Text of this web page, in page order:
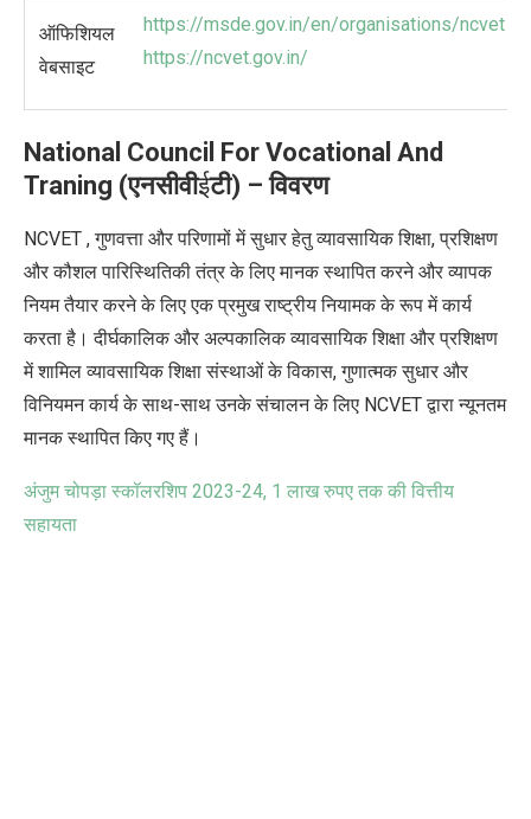
ऑफिशियल
वेबसाइट
https://msde.gov.in/en/organisations/ncvet
https://ncvet.gov.in/
National Council For Vocational And
Traning (एनसीवीईटी) –विवरण
NCVET ,गुणवत्ता और परिणामों में सुधार हेतु व्यावसायिक शिक्षा,प्रशिक्षण
और कौशल पारिस्थितिकी तंत्र के लिए मानक स्थापित करने और व्यापक
नियम तैयार करने के लिए एक प्रमुख राष्ट्रीय नियामक के रूप में कार्य
करता है। दीर्घकालिक और अल्पकालिक व्यावसायिक शिक्षा और प्रशिक्षण
में शामिल व्यावसायिक शिक्षा संस्थाओं के विकास,गुणात्मक सुधार और
विनियमन कार्य के साथ-साथ उनके संचालन के लिए NCVETद्वारा न्यूनतम
मानक स्थापित किए गए हैं।
अंजुम चोपड़ा स्कॉलरशिप 2023-24, 1 लाख रुपए तक की वित्तीय
सहायता